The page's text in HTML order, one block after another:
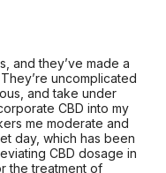
and they’ve made a
uncomplicated
and take under
CBD into my
me moderate and
day, which has been
CBD dosage in
the treatment of